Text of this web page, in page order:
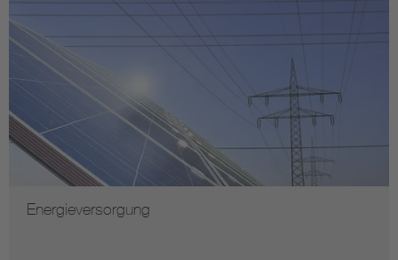
Energieversorgung